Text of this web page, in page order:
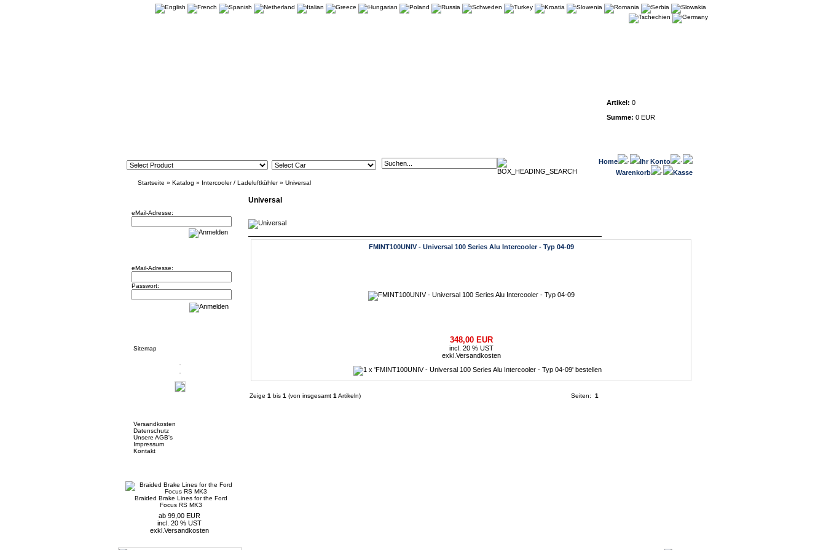
Artikel: 0
Summe: 0 EUR
Home · Ihr Konto
·
Warenkorb
· Kasse
Startseite » Katalog » Intercooler / Ladeluftkühler» Universal
eMail-Adresse:
eMail-Adresse:
Passwort:
Sitemap
Versandkosten
Datenschutz
Unsere AGB's
Impressum
Kontakt
Braided Brake Lines for the Ford
Focus RS MK3
ab 99,00 EUR
incl. 20 % UST
exkl. Versandkosten
Universal
FMINT100UNIV - Universal 100 Series Alu Intercooler - Typ 04-09
348,00 EUR
incl. 20 % UST
exkl. Versandkosten
Zeige 1 bis 1 (von insgesamt 1 Artikeln) Seiten: 1